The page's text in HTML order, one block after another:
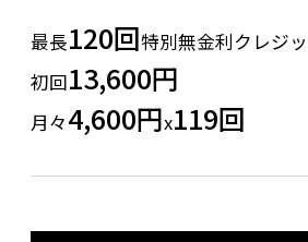
最長120回特別無金利クレジ
初回13,600円
月々4,600円x119回